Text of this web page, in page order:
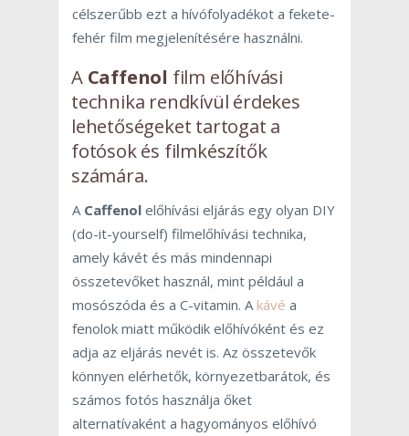
célszerűbb ezt a hívófolyadékot a fekete-
fehér film megjelenítésére használni.
A Caffenol film előhívási
technika rendkívül érdekes
lehetőségeket tartogat a
fotósok és filmkészítők
számára.
A Caffenol előhívási eljárás egy olyan DIY
(do-it-yourself) filmelőhívási technika,
amely kávét és más mindennapi
összetevőket használ, mint például a
mosószóda és a C-vitamin. A kávé a
fenolok miatt működik előhívóként és ez
adja az eljárás nevét is. Az összetevők
könnyen elérhetők, környezetbarátok, és
számos fotós használja őket
alternatívaként a hagyományos előhívó